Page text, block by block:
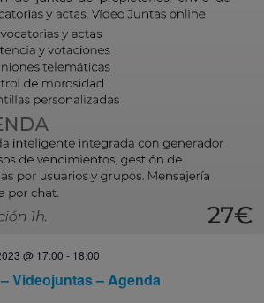
@ 17:00 - 18:00
Videojuntas – Agenda